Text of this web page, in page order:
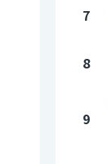
7
8
9